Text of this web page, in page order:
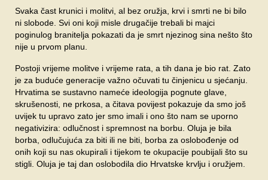
Svaka čast krunici i molitvi, al bez oružja, krvi i smrti ne bi bilo
ni slobode. Svi oni koji misle drugačije trebali bi majci
poginulog branitelja pokazati da je smrt njezinog sina nešto što
nije u prvom planu.
Postoji vrijeme molitve i vrijeme rata, a tih dana je bio rat. Zato
je za buduće generacije važno očuvati tu činjenicu u sjećanju.
Hrvatima se sustavno nameće ideologija pognute glave,
skrušenosti, ne prkosa, a čitava povijest pokazuje da smo još
uvijek tu upravo zato jer smo imali i ono što nam se uporno
negativizira: odlučnost i spremnost na borbu. Oluja je bila
borba, odlučujuća za biti ili ne biti, borba za oslobođenje od
onih koji su nas okupirali i tijekom te okupacije poubijali što su
stigli. Oluja je taj dan oslobodila dio Hrvatske krvlju i oružjem.